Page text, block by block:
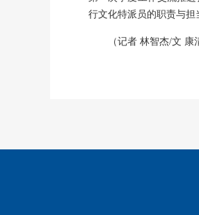
行文化特派员的职责与担
（记者 林智杰/文 康